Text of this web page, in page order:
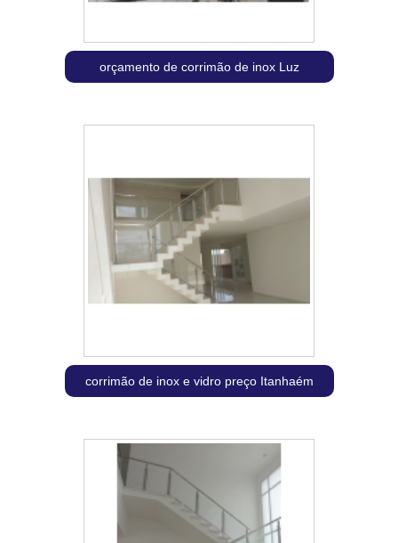
orçamento de corrimão de inox Luz
corrimão de inox e vidro preço Itanhaém